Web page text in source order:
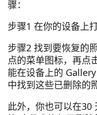
骤：
步骤1 在你的设备上
步骤2 找到要恢复的
点的菜单图标，再点
能在设备上的
中找到这些已删除的
此外，你也可以在30